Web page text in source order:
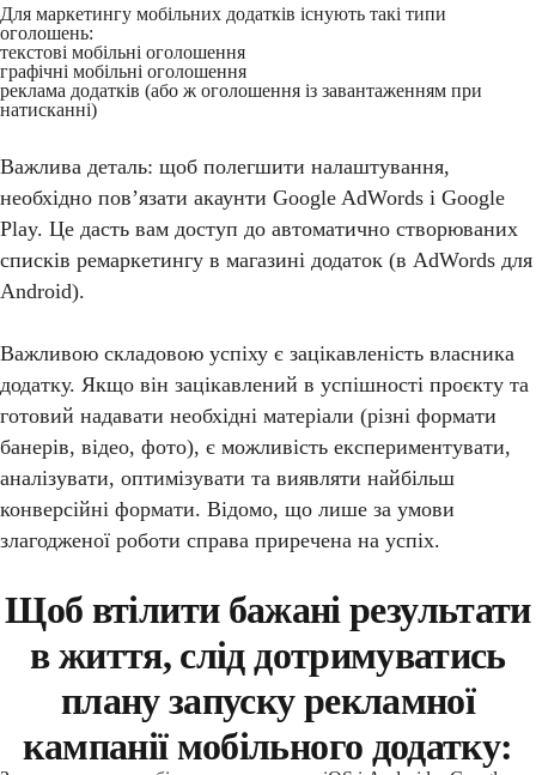
Для маркетингу мобільних додатків існують такі типи
оголошень:
текстові мобільні оголошення
графічні мобільні оголошення
реклама додатків (або ж оголошення із завантаженням при
натисканні)
Важлива деталь: щоб полегшити налаштування,
необхідно пов’язати акаунти Google AdWords і Google
Play. Це дасть вам доступ до автоматично створюваних
списків ремаркетингу в магазині додаток (в AdWords для
Android).
Важливою складовою успіху є зацікавленість власника
додатку. Якщо він зацікавлений в успішності проєкту та
готовий надавати необхідні матеріали (різні формати
банерів, відео, фото), є можливість експериментувати,
аналізувати, оптимізувати та виявляти найбільш
конверсійні формати. Відомо, що лише за умови
злагодженої роботи справа приречена на успіх.
Щоб втілити бажані результати
в життя, слід дотримуватись
плану запуску рекламної
кампанії мобільного додатку: